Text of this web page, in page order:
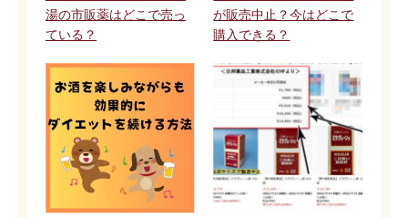
湯の市販薬はどこで売っ
ている？
が販売中止？今はどこで
購入できる？